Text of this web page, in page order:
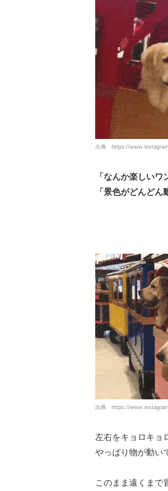
出典 https://
「なんか楽しいワ
「景色がどんどん
出典 https://
左右をキョロキョ
やっぱり物が動い
このまま遠くま